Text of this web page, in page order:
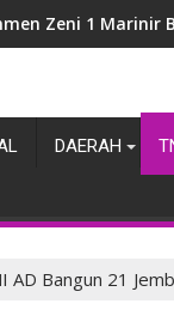
Zeni 1 Marinir
DAERAH
AD Bangun 21